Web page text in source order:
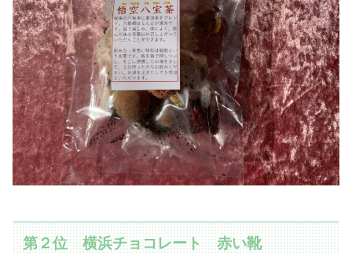
第２位 横浜チョコレート 赤い靴